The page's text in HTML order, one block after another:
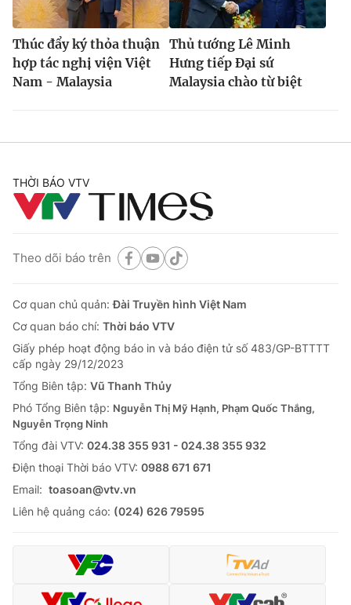
Thúc đẩy ký thỏa thuận
hợp tác nghị viện Việt
Nam - Malaysia
Thủ tướng Lê Minh
Hưng tiếp Đại sứ
Malaysia chào từ biệt
THỜI BÁO VTV
Theo dõi báo trên
Cơ quan chủ quản:Đài Truyền hình Việt Nam
Cơ quan báo chí: Thời báo VTV
Giấy phép hoạt động báo in và báo điện tử số 483/GP-BTTTT
cấp ngày 29/12/2023
Tổng Biên tập: Vũ Thanh Thủy
Phó Tổng Biên tập: Nguyễn Thị Mỹ Hạnh, Phạm Quốc Thắng,
Nguyễn Trọng Ninh
Tổng đài VTV: 024.38 355 931 - 024.38 355 932
Ðiện thoại Thời báo VTV: 0988 671 671
Email: toasoan@vtv.vn
Liên hệ quảng cáo: (024) 626 79595